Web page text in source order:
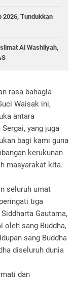
2026, Tundukkan
Al Washliyah,
rasa bahagia
Waisak ini,
antara
yang juga
bagi kami guna
kerukunan
masyarakat kita.
seluruh umat
tiga
Gautama,
oleh sang Buddha,
sang Buddha
diseluruh dunia
dan